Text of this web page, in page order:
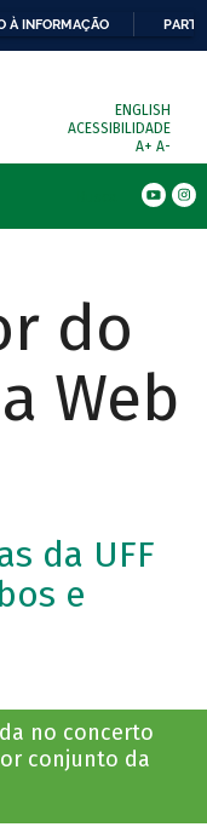
À INFORMAÇÃO
ENGLISH
ACESSIBILIDADE
A+ A-
do
Web
da UFF
e
no concerto
conjunto da